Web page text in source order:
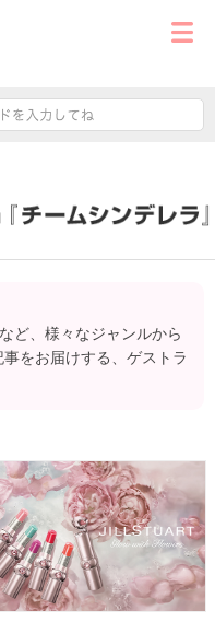
ど、様々なジャンルから
事をお届けする、ゲストラ